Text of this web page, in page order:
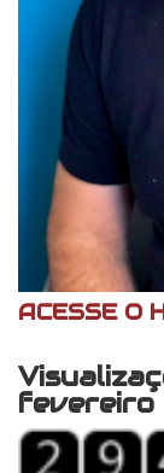
ACESSE O
fevereiro